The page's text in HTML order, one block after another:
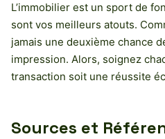
L’immobilier est un sport de
sont vos meilleurs atouts.
jamais une deuxième chance
impression. Alors, soignez
transaction soit une réussite
Sources et